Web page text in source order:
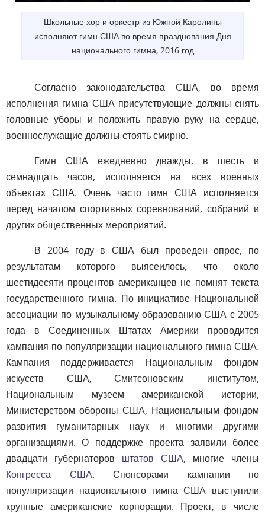
Школьные хор и оркестр из Южной Каролины
исполняют гимн США во время празднования Дня
национального гимна, 2016 год
Согласно законодательства США, во время
исполнения гимна США присутствующие должны снять
головные уборы и положить правую руку на сердце,
военнослужащие должны стоять смирно.
Гимн США ежедневно дважды, в шесть и
семнадцать часов, исполняется на всех военных
объектах США. Очень часто гимн США исполняется
перед началом спортивных соревнований, собраний и
других общественных мероприятий.
В 2004 году в США был проведен опрос, по
результатам которого выясеилось, что около
шестидесяти процентов американцев не помнят текста
государственного гимна. По инициативе Национальной
ассоциации по музыкальному образованию США с 2005
года в Соединенных Штатах Америки проводится
кампания по популяризации национального гимна США.
Кампания поддерживается Национальным фондом
искусств США, Смитсоновским институтом,
Национальным музеем американской истории,
Министерством обороны США, Национальным фондом
развития гуманитарных наук и многими другими
организациями. О поддержке проекта заявили более
двадцати губернаторов штатов США, многие члены
Конгресса США. Спонсорами кампании по
популяризации национального гимна США выступили
крупные американские корпорации. Проект, в числе